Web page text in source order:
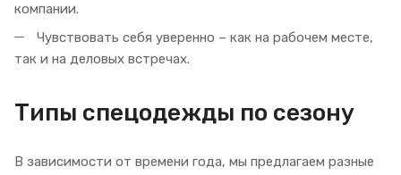
компании.
Чувствовать себя уверенно – как на рабочем месте,
так и на деловых встречах.
Типы спецодежды по сезону
В зависимости от времени года, мы предлагаем разные